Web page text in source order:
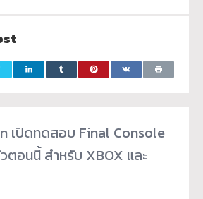
เปิดทดสอบ Final Console
ตอนนี้ สำหรับ XBOX และ